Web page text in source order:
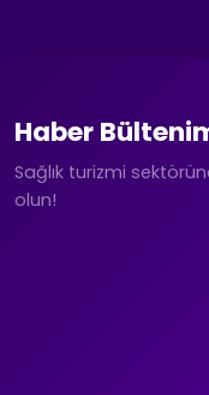
Haber
Sağlık turizmi
olun!